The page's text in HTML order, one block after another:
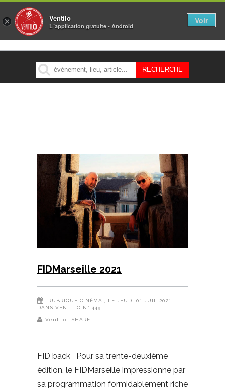
MENU
FIDMarseille 2021
RUBRIQUE CINÉMA
, LE JEUDI 01 JUIL 2021
DANS VENTILO N° 449
Ventilo SHARE
FID back Pour sa trente-deuxième
édition, le FIDMarseille impressionne par
sa programmation formidablement riche
× Ventilo
L´application gratuite - Android
Voir